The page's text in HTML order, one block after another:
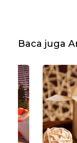
Baca juga